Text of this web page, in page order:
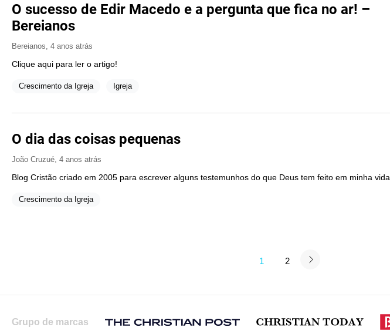
O sucesso de Edir Macedo e a pergunta que fica no ar! –
Bereianos
Bereianos 4 anos atrás
Clique aqui para ler o artigo!
Crescimento da Igreja Igreja
O dia das coisas pequenas
João Cruzué 4 anos atrás
Blog Cristão criado em 2005 para escrever alguns testemunhos do que Deus tem feito em minha vida.
Crescimento da Igreja
1 2
Grupo de marcas